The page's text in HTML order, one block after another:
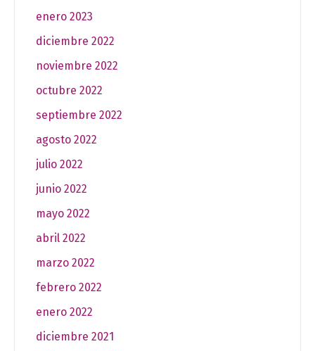
enero 2023
diciembre 2022
noviembre 2022
octubre 2022
septiembre 2022
agosto 2022
julio 2022
junio 2022
mayo 2022
abril 2022
marzo 2022
febrero 2022
enero 2022
diciembre 2021